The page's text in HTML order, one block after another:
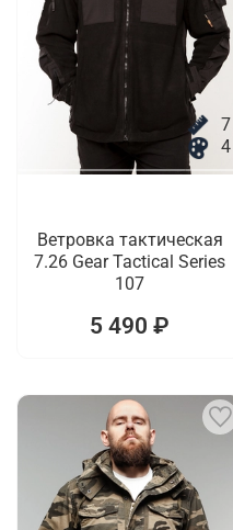
7
4
Ветровка тактическая
7.26 Gear Tactical Series
107
5 490 ₽